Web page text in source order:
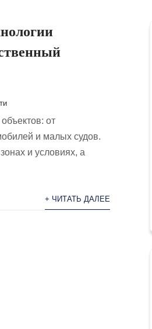
от
и малых судов.
и условиях, а
+ ЧИТАТЬ ДАЛЕЕ